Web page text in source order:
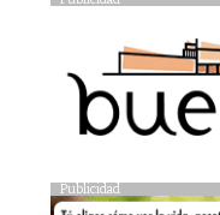
Publicidad